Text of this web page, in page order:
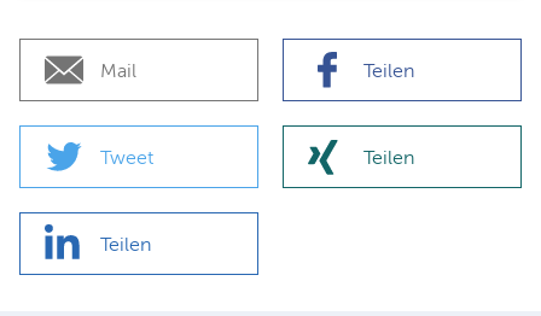
Mail Teilen
Tweet Teilen
Teilen